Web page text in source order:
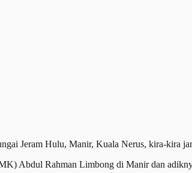
Jeram Hulu, Manir, Kuala Nerus, kira-kira
Abdul Rahman Limbong di Manir dan